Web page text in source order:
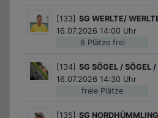
8 Plätze frei
[133] SG WERLTE/ WERLTE/ Tennis Schnupperkurs des
16.07.2026 14:00 Uhr
freie Plätze
[134] SG SÖGEL / SÖGEL / Familienspaß: Mosaik im
16.07.2026 14:30 Uhr
[135] SG NORDHÜMMLING / BOCKHORST /